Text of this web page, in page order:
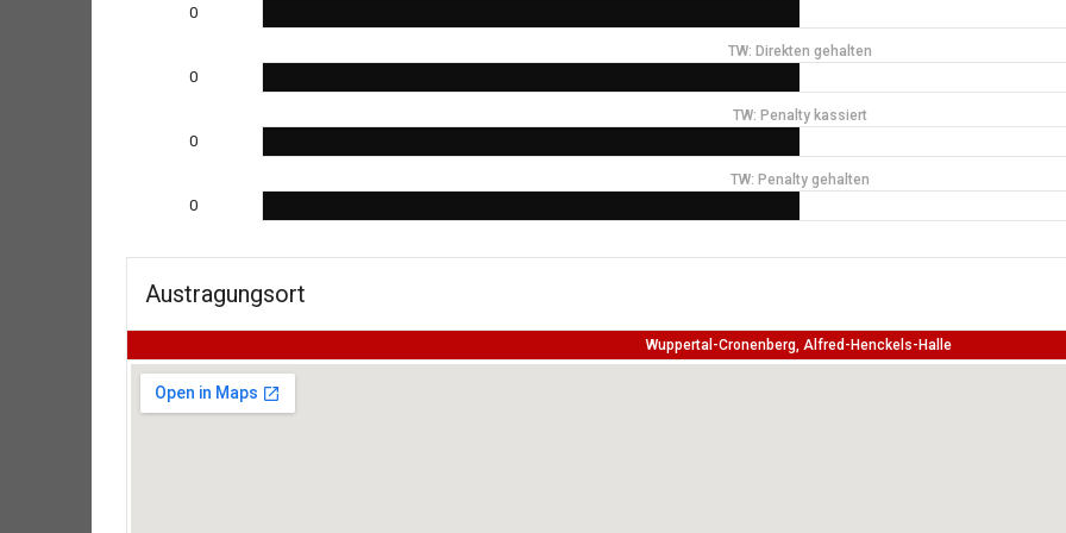
0
TW: Direkten gehalten
0
TW: Penalty kassiert
0
TW: Penalty gehalten
0
Austragungsort
Wuppertal-Cronenberg, Alfred-Henckels-Halle